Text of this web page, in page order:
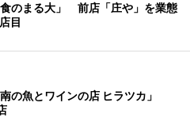
のまる大」 前店「庄や」を業態
目
の魚とワインの店 ヒラツカ」